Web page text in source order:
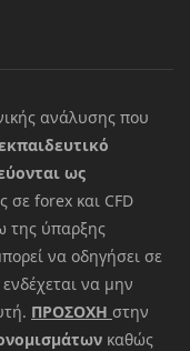
ανάλυσης που
ως
σε forex και CFD
της ύπαρξης
να οδηγήσει σε
να μην
ΠΡΟΣΟΧΗ στην
καθώς